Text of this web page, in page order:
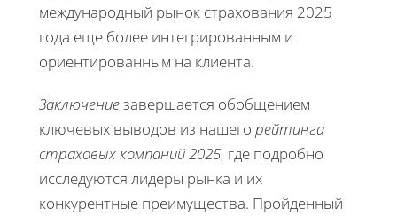
международный рынок страхования 2025
года еще более интегрированным и
ориентированным на клиента.
Заключениезавершается обобщением
ключевых выводов из нашего рейтинга
страховых компаний 2025, где подробно
исследуются лидеры рынка и их
конкурентные преимущества. Пройденный